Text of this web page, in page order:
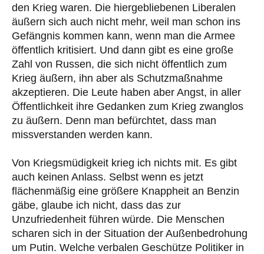
den Krieg waren. Die hiergebliebenen Liberalen
äußern sich auch nicht mehr, weil man schon ins
Gefängnis kommen kann, wenn man die Armee
öffentlich kritisiert. Und dann gibt es eine große
Zahl von Russen, die sich nicht öffentlich zum
Krieg äußern, ihn aber als Schutzmaßnahme
akzeptieren. Die Leute haben aber Angst, in aller
Öffentlichkeit ihre Gedanken zum Krieg zwanglos
zu äußern. Denn man befürchtet, dass man
missverstanden werden kann.
Von Kriegsmüdigkeit krieg ich nichts mit. Es gibt
auch keinen Anlass. Selbst wenn es jetzt
flächenmäßig eine größere Knappheit an Benzin
gäbe, glaube ich nicht, dass das zur
Unzufriedenheit führen würde. Die Menschen
scharen sich in der Situation der Außenbedrohung
um Putin. Welche verbalen Geschütze Politiker in